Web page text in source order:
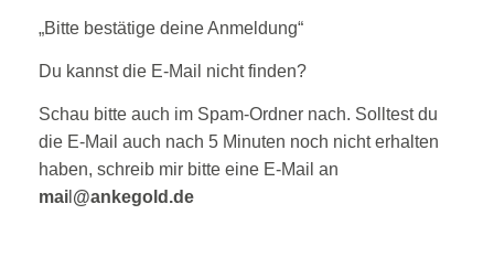
„Bitte bestätige deine Anmeldung“
Du kannst die E-Mail nicht finden?
Schau bitte auch im Spam-Ordner nach. Solltest du
die E-Mail auch nach 5 Minuten noch nicht erhalten
haben, schreib mir bitte eine E-Mail an
mai @ankegold.de